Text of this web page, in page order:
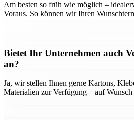
Am besten so früh wie möglich –
Voraus. So können wir Ihren
Bietet Ihr Unternehmen auch
an?
Ja, wir stellen Ihnen gerne Kartons,
Materialien zur Verfügung – auf